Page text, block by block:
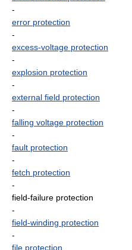
-
error protection
-
excess-voltage protection
-
explosion protection
-
external field protection
-
falling voltage protection
-
fault protection
-
fetch protection
-
field-failure protection
-
field-winding protection
-
file protection